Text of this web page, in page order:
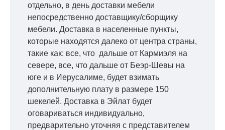
отдельно, в день доставки мебели
непосредственно доставщику/сборщику
мебели. Доставка в населенные пункты,
которые находятся далеко от центра страны,
такие как: все, что дальше от Кармиэля на
севере, все, что дальше от Беэр-Шевы на
юге и в Иерусалиме, будет взимать
дополнительную плату в размере 150
шекелей. Доставка в Эйлат будет
оговариваться индивидуально,
предварительно уточняя с представителем